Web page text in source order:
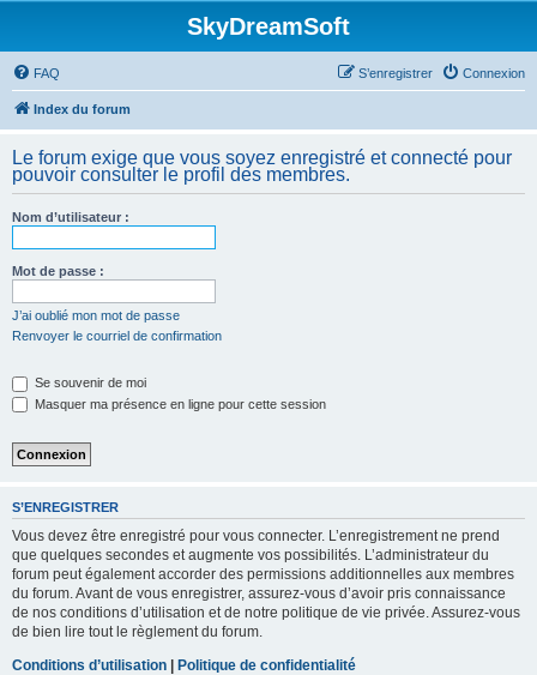
SkyDreamSoft
FAQ Connexion
S’enregistrer
Index du forum
Le forum exige que vous soyez enregistré et connecté pour
pouvoir consulter le profil des membres.
Nom d’utilisateur :
Mot de passe :
J’ai oublié mon mot de passe
Renvoyer le courriel de confirmation
Se souvenir de moi
Masquer ma présence en ligne pour cette session
S’ENREGISTRER
Vous devez être enregistré pour vous connecter. L’enregistrement ne prend
que quelques secondes et augmente vos possibilités. L’administrateur du
forum peut également accorder des permissions additionnelles aux membres
du forum. Avant de vous enregistrer, assurez-vous d’avoir pris connaissance
de nos conditions d’utilisation et de notre politique de vie privée. Assurez-vous
de bien lire tout le règlement du forum.
Conditions d’utilisation | Politique de confidentialité